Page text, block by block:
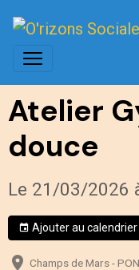
Atelier
douce
Le 21/03/2026
Ajouter au calendrier
Champs de Mars -